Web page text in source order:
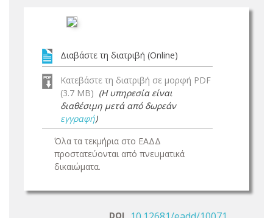
Διαβάστε τη διατριβή (Online)
Κατεβάστε τη διατριβή σε μορφή PDF
(3.7 MB) (Η υπηρεσία είναι
διαθέσιμη μετά από δωρεάν
εγγραφή)
Όλα τα τεκμήρια στο ΕΑΔΔ
προστατεύονται από πνευματικά
δικαιώματα.
DOI